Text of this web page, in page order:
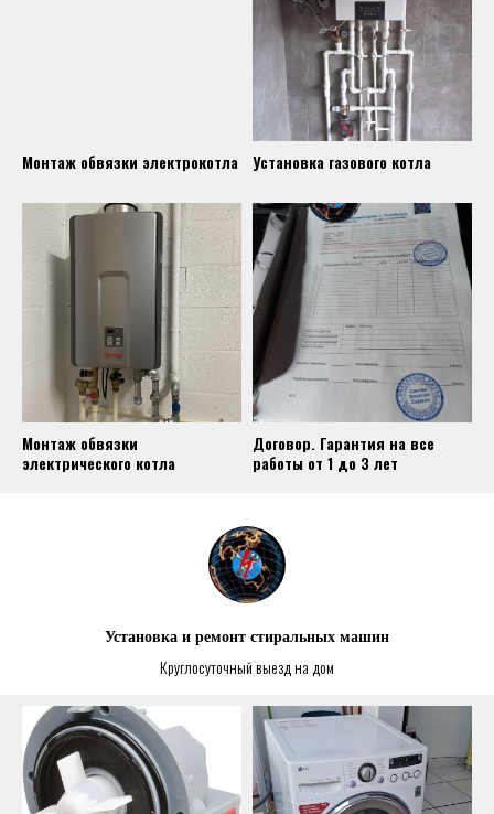
Монтаж обвязки электрокотла Установка газового котла
Монтаж обвязки
электрического котла
Договор. Гарантия на все
работы от 1 до 3 лет
Установка и ремонт стиральных машин
Круглосуточный выезд на дом